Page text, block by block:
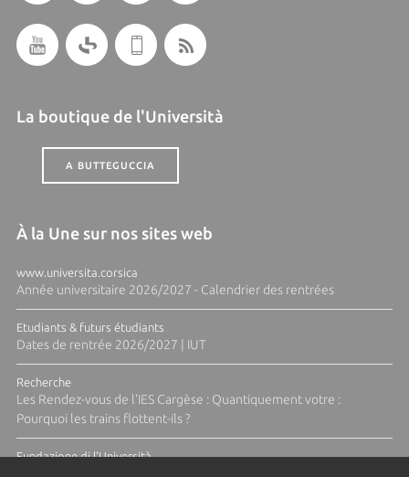
La boutique de l'Università
A BUTTEGUCCIA
À la Une sur nos sites web
www.universita.corsica
Année universitaire 2026/2027 - Calendrier des rentrées
Etudiants & futurs étudiants
Dates de rentrée 2026/2027 | IUT
Recherche
Les Rendez-vous de l'IES Cargèse : Quantiquement votre :
Pourquoi les trains flottent-ils ?
Fundazione di l'Università